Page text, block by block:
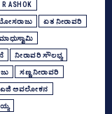
R ASHOK
ಏತ ನೀರಾವರಿ
ನೀರಾವರಿ ಸೌಲಭ್ಯ
ಸಣ್ಣ ನೀರಾವರಿ
ಅವಲೋಕನ